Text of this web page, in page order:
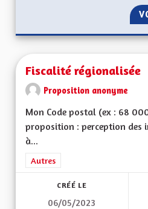
Fiscalité régionalisée
Proposition anonyme
Mon Code postal (ex : 68
proposition : perception des
à...
Filtrer les résultats de la
Autres
CRÉÉ LE
06/05/2023